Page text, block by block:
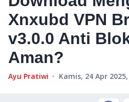
Xnxubd VPN
v3.0.0 Anti
Aman?
Ayu Pratiwi Kamis, 24 Apr